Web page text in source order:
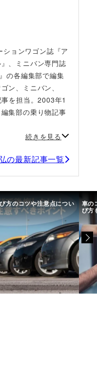
ョンワゴン誌『ア
、ミニバン専門誌
の各編集部で編集
ン、ミニバン、
を担当。2003年1
集部の乗り物記事
続きを見る
の最新記事一覧
意点につい 車のコーティング
び方も解説